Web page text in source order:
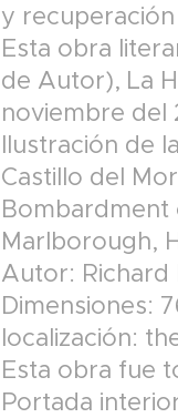
y
Esta obra
de Autor), La
noviembre del
Ilustración de
Castillo del
Bombardment
Marlborough,
Autor: Richard
Dimensiones:
localización:
Esta obra fue
Portada